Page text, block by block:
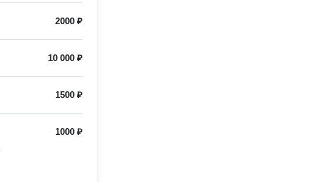
2000 ₽
10 000 ₽
1500 ₽
1000 ₽